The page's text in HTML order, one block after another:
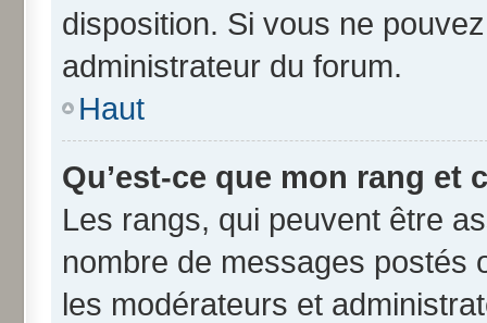
disposition. Si vous ne
administrateur du forum.
Haut
Qu’est-ce que mon rang et
Les rangs, qui peuvent être
nombre de messages postés
les modérateurs et